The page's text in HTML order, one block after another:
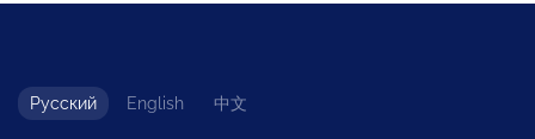
Русский English 中文